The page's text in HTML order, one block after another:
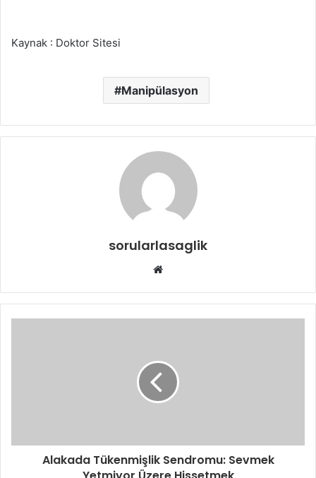
Kaynak : Doktor Sitesi
Manipülasyon
sorularlasaglik
Web
Alakada Tükenmişlik Sendromu: Sevmek